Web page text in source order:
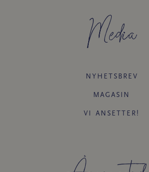
Media
NYHETSBREV
MAGASIN
VI ANSETTER!